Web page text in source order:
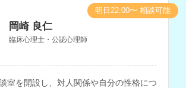
岡崎 良仁
臨床心理士・公認心理師
室を開設し、対人関係や自分の性格につ
明日22:00〜 相談可能